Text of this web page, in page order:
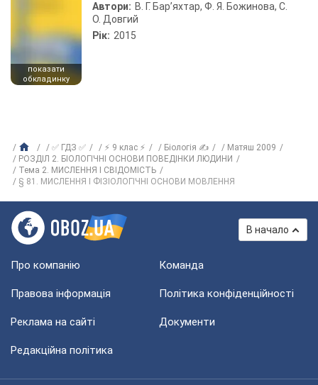
показати
обкладинку
Автори: В. Г. Бар’яхтар, Ф. Я. Божинова, С.
О. Довгий
Рік: 2015
✅ ГДЗ ✅ ⚡ 9 клас ⚡ Біологія ✍
Матяш 2009
РОЗДІЛ 2. БІОЛОГІЧНІ ОСНОВИ ПОВЕДІНКИ ЛЮДИНИ
Тема 2. МИСЛЕННЯ І СВІДОМІСТЬ
§ 81. МИСЛЕННЯ І ФІЗІОЛОГІЧНІ ОСНОВИ МОВЛЕННЯ
В начало
Про компанію Команда
Правова інформація Політика конфіденційності
Реклама на сайті Документи
Редакційна політика